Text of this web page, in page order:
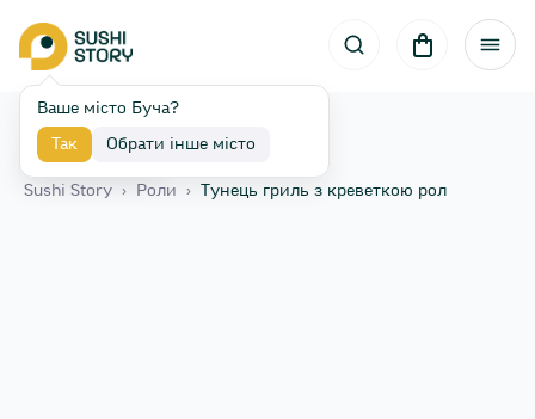
Ваше місто Буча?
Так Обрати інше місто
Назад
Sushi Story › Роли › Тунець гриль з креветкою рол